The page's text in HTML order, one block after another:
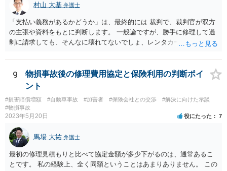
村山 大基 弁護士
「支払い義務があるかどうか」は、最終的には 裁判で、裁判官が双方
の主張や資料をもとに判断します。 一般論ですが、勝手に修理して過
剰に請求しても、そんなに壊れてないでしょ、レンタカーもいらない
ます。 有利かどうか、というご質問は抽象的すぎるというか、何を基
準に回答すればいいのかわからないので 回答が難しいです。 ネット上
で、資料も見ていない中の回答でよければ、 相手からすると３５万円
請求するには３５万円損害出てますよね、というのを裁判で証明しな
いといけないので、 反論となる証拠（３万ぐらいの見積もりとか）が
あるなら、こちらに勝ち目が（ネットでお書きいただいた事情を読む
9
物損事故後の修理費用協定と保険利用の判断ポイ
ント
#損害賠償増額 #自動車事故 #加害者 #保険会社との交渉
#解決に向けた示談
#物損事故
2023年5月20日 役にたった 7
馬場 大祐 弁護士
最初の修理見積もりと比べて協定金額が多少下がるのは、通常あるこ
とです。 私の経験上、全く同額ということはあまりありません。 この